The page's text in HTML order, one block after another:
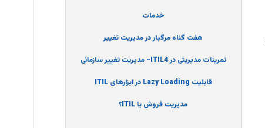
خدمات
هفت گناه مرگبار در مدیریت تغییر
تمرینات مدیریتی در ITIL4- مدیریت تغییر سازمانی
قابلیت Lazy Loading در ابزارهای ITIL
مدیریت فروش با ITIL؟